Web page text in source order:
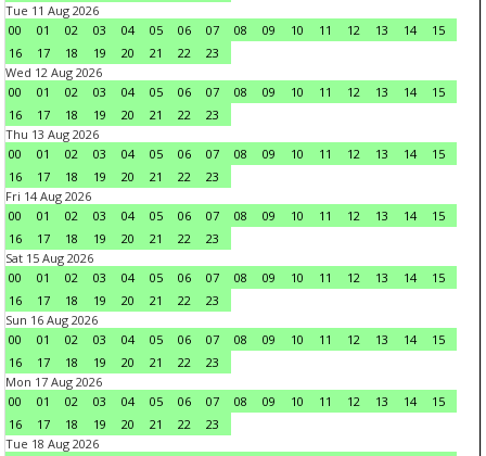
Tue 11 Aug 2026
00
01 02 03 04 05 06 07 08 09 10 11 12 13 14
15
16
17 18 19 20 21 22
23
Wed 12 Aug 2026
00
01 02 03 04 05 06 07 08 09 10 11 12 13 14
15
16
17 18 19 20 21 22
23
Thu 13 Aug 2026
00
01 02 03 04 05 06 07 08 09 10 11 12 13 14
15
16
17 18 19 20 21 22
23
Fri 14 Aug 2026
00
01 02 03 04 05 06 07 08 09 10 11 12 13 14
15
16
17 18 19 20 21 22
23
Sat 15 Aug 2026
00
01 02 03 04 05 06 07 08 09 10 11 12 13 14
15
16
17 18 19 20 21 22
23
Sun 16 Aug 2026
00
01 02 03 04 05 06 07 08 09 10 11 12 13 14
15
16
17 18 19 20 21 22
23
Mon 17 Aug 2026
00
01 02 03 04 05 06 07 08 09 10 11 12 13 14
15
16
17 18 19 20 21 22
23
Tue 18 Aug 2026